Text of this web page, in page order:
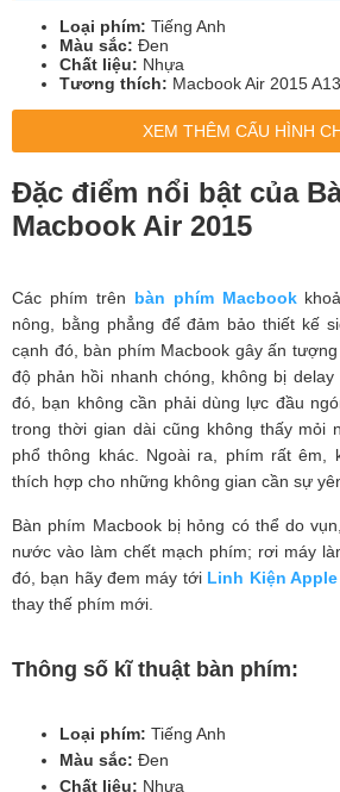
Loại phím: Tiếng Anh
Màu sắc: Đen
Chất liệu: Nhựa
Tương thích: Macbook Air 2015
XEM THÊM CẤU HÌNH
Đặc điểm nổi bật của
Macbook Air 2015
Các phím trên bàn phímMacbook
nông, bằng phẳng để đảm bảo thiết kế
cạnh đó, bàn phím Macbook gây ấn
độ phản hồi nhanh chóng, không bị
đó, bạn không cần phải dùng lực đầu
trong thời gian dài cũng không thấy mỏi
phổ thông khác. Ngoài ra, phím rất êm,
thích hợp cho những không gian cần sự
Bàn phím Macbook bị hỏng có thể do
nước vào làm chết mạch phím; rơi máy
đó, bạn hãy đem máy tới Linh Kiện Apple
thay thế phím mới.
Thông số kĩ thuật bàn phím:
Loại phím: Tiếng Anh
Màu sắc: Đen
Chất liệu: Nhựa